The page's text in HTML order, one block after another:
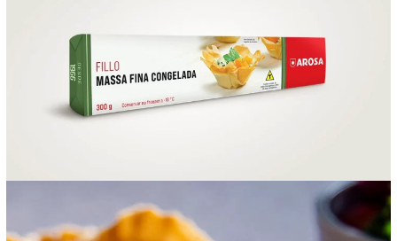
INVERNO SAC ACESSO PARA PARCEIROS